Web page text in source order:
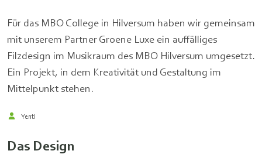
Für das MBO College in Hilversum haben wir gemeinsam
mit unserem Partner Groene Luxe ein auffälliges
Filzdesign im Musikraum des MBO Hilversum umgesetzt.
Ein Projekt, in dem Kreativität und Gestaltung im
Mittelpunkt stehen.
Yentl
Das Design